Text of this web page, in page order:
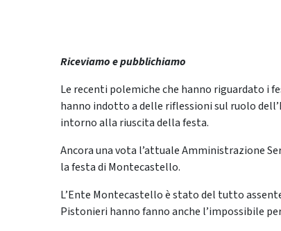
Riceviamo e pubblichiamo
Le recenti polemiche che hanno riguardato i
hanno indotto a delle riflessioni sul ruolo
intorno alla riuscita della festa.
Ancora una vota l’attuale Amministrazione
la festa di Montecastello.
L’Ente Montecastello è stato del tutto
Pistonieri hanno fanno anche l’impossibile